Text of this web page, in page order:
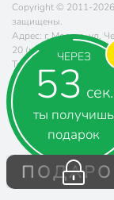
ЧЕРЕЗ
52 сек.
ты получишь
подарок
Copyright © 2011-
защищены.
Адрес: г. Москва, ул.
20 (метро Южная)
Телефон:
8 (800) 770-
Почта:
8